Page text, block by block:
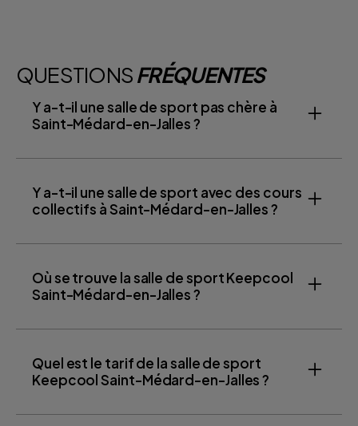
QUESTIONSFRÉQUENTES
Y a-t-il une salle de sport pas chère à
Saint-Médard-en-Jalles ?
Y a-t-il une salle de sport avec des cours
collectifs à Saint-Médard-en-Jalles ?
Où se trouve la salle de sport Keepcool
Saint-Médard-en-Jalles ?
Quel est le tarif de la salle de sport
Keepcool Saint-Médard-en-Jalles ?